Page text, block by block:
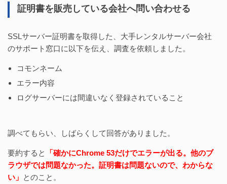
証明書を販売している会社へ問い合わせる
SSLサーバー証明書を取得した、大手レンタルサーバー会社
のサポート窓口に以下を伝え、調査を依頼しました。
コモンネーム
エラー内容
ログサーバーには間違いなく登録されていること
調べてもらい、しばらくして回答がありました。
要約すると
「確かにChrome 53だけでエラーが出る。他のブ
ラウザでは問題なかった。証明書は問題ないので、わからな
い」 とのこと。